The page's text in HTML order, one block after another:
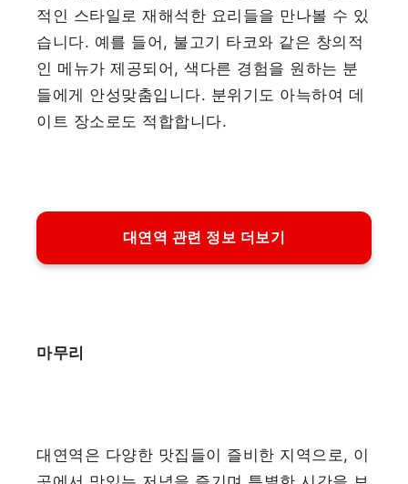
적인 스타일로 재해석한 요리들을 만나볼 수 있
습니다. 예를 들어, 불고기 타코와 같은 창의적
인 메뉴가 제공되어, 색다른 경험을 원하는 분
들에게 안성맞춤입니다. 분위기도 아늑하여 데
이트 장소로도 적합합니다.
대연역 관련 정보 더보기
마무리
대연역은 다양한 맛집들이 즐비한 지역으로, 이